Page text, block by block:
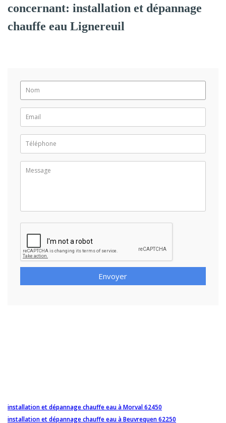
concernant: installation et dépannage
chauffe eau Lignereuil
Envoyer
installation et dépannage chauffe eau à Morval 62450
installation et dépannage chauffe eau à Beuvrequen 62250